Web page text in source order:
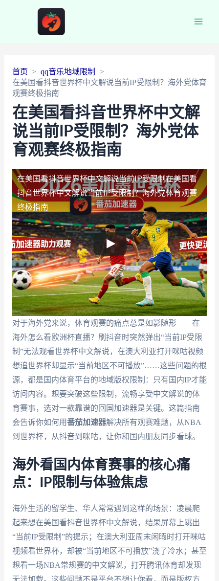
首页
qq音乐地域限制
在美国看抖音世界杯中文解说当前IP受限制？海外党体育
观赛终极指南
在美国看抖音世界杯中文解
说当前IP受限制？海外党体
育观赛终极指南
在美国看抖音世界杯中文解说当前IP受限制在美国看
抖音世界杯中文解说当前IP受限制？海外党体育观赛
终极指南
对于海外党来说，体育观赛的痛点总是如影随形——在
海外怎么看欧洲杯直播？刷抖音时突然弹出“当前IP受限
制”无法观看世界杯中文解说，在澳大利亚打开咪咕视频
想追世界杯却显示“当前地区不可播放”……这些问题的根
源，都是国内体育平台的地域版权限制：只有国内IP才能
访问内容。想要突破这些限制，流畅享受中文解说的体
育赛事，选对一款靠谱的回国加速器是关键。这篇指南
会告诉你如何用番茄加速器解决所有观赛难题，从NBA
到世界杯，从抖音到咪咕，让你和国内朋友同步看球。
海外看国内体育赛事的核心痛
点：IP限制与体验焦虑
海外生活的留学生、华人常常遇到这样的场景：凌晨爬
起来想在美国看抖音世界杯中文解说，结果屏幕上跳出
“当前IP受限制”的提示；在澳大利亚周末闲暇时打开咪咕
视频看世界杯，却被“当前地区不可播放”浇了冷水；甚至
想看一场NBA常规赛的中文解说，打开腾讯体育却发现
无法加载。这些问题不是平台不想让你看，而是版权方